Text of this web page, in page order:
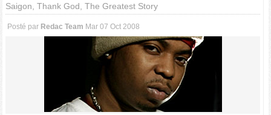
Saigon, Thank God, The Greatest Story
Posté par Redac Team Mar 07 Oct 2008